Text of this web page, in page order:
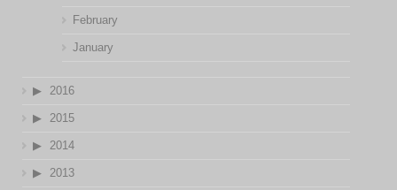
February
January
2016
2015
2014
2013